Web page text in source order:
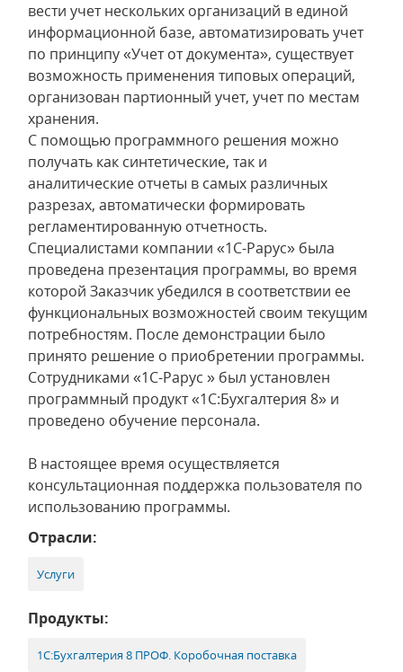
вести учет нескольких организаций в единой
информационной базе, автоматизировать учет
по принципу «Учет от документа», существует
возможность применения типовых операций,
организован партионный учет, учет по местам
хранения.
С помощью программного решения можно
получать как синтетические, так и
аналитические отчеты в самых различных
разрезах, автоматически формировать
регламентированную отчетность.
Специалистами компании «1С-Рарус» была
проведена презентация программы, во время
которой Заказчик убедился в соответствии ее
функциональных возможностей своим текущим
потребностям. После демонстрации было
принято решение о приобретении программы.
Сотрудниками «1С-Рарус » был установлен
программный продукт «1С:Бухгалтерия 8» и
проведено обучение персонала.
В настоящее время осуществляется
консультационная поддержка пользователя по
использованию программы.
Отрасли:
Услуги
Продукты:
1С:Бухгалтерия 8 ПРОФ. Коробочная поставка